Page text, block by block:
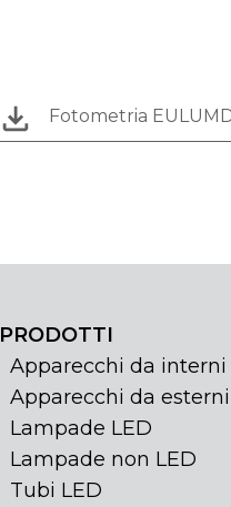
Fotometria
PRODOTTI
Apparecchi da interni
Apparecchi da esterni
Lampade LED
Lampade non LED
Tubi LED